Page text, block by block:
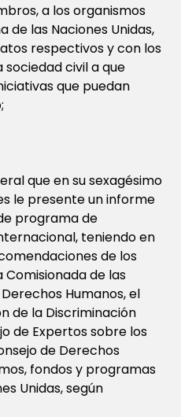
a los organismos
de las Naciones Unidas,
respectivos y con los
sociedad civil a que
que puedan
que en su sexagésimo
le presente un informe
programa de
teniendo en
de los
Comisionada de las
Humanos, el
de la Discriminación
de Expertos sobre los
de Derechos
fondos y programas
Unidas, según